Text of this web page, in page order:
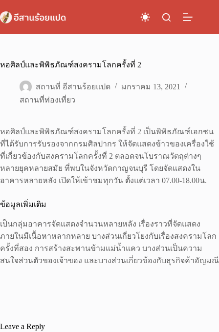
to
content
หอศิลป์และพิพิธภัณฑ์สงครามโลกครั้งที่ 2
สถานที่ อีสานร้อยแปด
มกราคม 13, 2021
สถานที่ท่องเที่ยว
หอศิลป์และพิพิธภัณฑ์สงครามโลกครั้งที่ 2 เป็นพิพิธภัณฑ์เอกชน
ที่ได้รับการรับรองจากกรมศิลปากร ให้จัดแสดงข้าวของเครื่องใช้
ที่เกี่ยวข้องกับสงครามโลกครั้งที่ 2 ตลอดจนโบราณวัตถุต่างๆ
หลายยุคหลายสมัย ที่พบในจังหวัดกาญจนบุรี โดยจัดแสดงใน
อาคารหลายหลัง เปิดให้เข้าชมทุกวัน ตั้งแต่เวลา 07.00-18.00น.
ข้อมูลเพิ่มเติม
เป็นกลุ่มอาคารจัดแสดงจำนวนหลายหลัง เรื่องราวที่จัดแสดง
ภายในมีเนื้อหาหลากหลาย บางส่วนเกี่ยวโยงกับเรื่องสงครามโลก
ครั้งที่สอง การสร้างสะพานข้ามแม่น้ำแคว บางส่วนเป็นความ
สนใจส่วนตัวของเจ้าของ และบางส่วนเกี่ยวข้องกับธุรกิจค้าอัญมณี
Leave a Reply